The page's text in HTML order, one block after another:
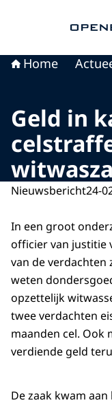
Home
Geld in
Nieuwsbericht24-
In een groot
officier van justitie
van de
weten
opzettelijk
twee verdachten
maanden cel. Ook
verdiende geld
De zaak kwam